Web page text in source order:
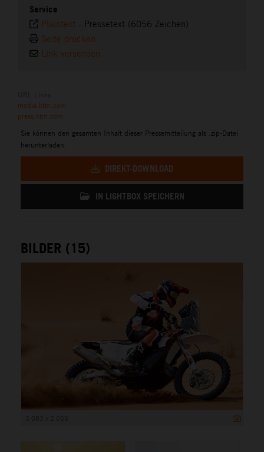
Service
Plaintext - Pressetext (6056 Zeichen)
Seite drucken
Link versenden
media.ktm.com
press.ktm.com
Sie können den gesamten Inhalt dieser Pressemitteilung als .zip-Datei
herunterladen:
DIREKT-DOWNLOAD
IN LIGHTBOX SPEICHERN
BILDER (15)